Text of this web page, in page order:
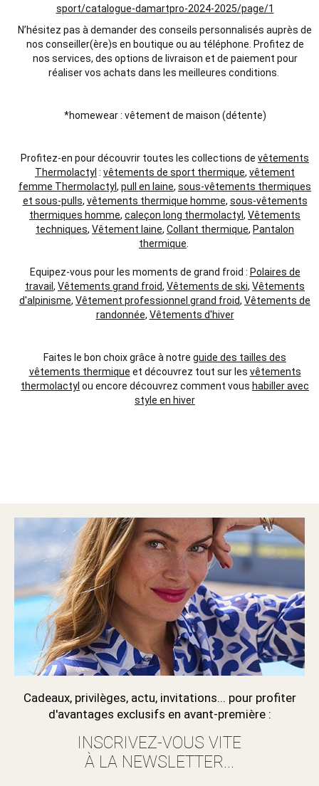
sport/catalogue-damartpro-2024-2025/page/1
N’hésitez pas à demander des conseils personnalisés auprès de
nos conseiller(ère)s en boutique ou au téléphone. Profitez de
nos services, des options de livraison et de paiement pour
réaliser vos achats dans les meilleures conditions.
*homewear : vêtement de maison (détente)
Profitez-en pour découvrir toutes les collections de vêtements
Thermolactyl : vêtements de sport thermique, vêtement
femme Thermolactyl, pull en laine, sous-vêtements thermiques
et sous-pulls, vêtements thermique homme, sous-vêtements
thermiques homme, caleçon long thermolactyl, Vêtements
techniques, Vêtement laine, Collant thermique, Pantalon
thermique
Equipez-vous pour les moments de grand froid : Polaires de
travail , Vêtements grand froid, Vêtements de ski, Vêtements
d'alpinisme, Vêtement professionnel grand froid, Vêtements de
randonnée, Vêtements d'hiver
Faites le bon choix grâce à notre guide des tailles des
vêtements thermique et découvrez tout sur les vêtements
thermolactyl ou encore découvrez comment vous habiller avec
style en hiver
Cadeaux, privilèges, actu, invitations... pour profiter
d'avantages exclusifs en avant-première :
INSCRIVEZ-VOUS VITE
À LA NEWSLETTER...